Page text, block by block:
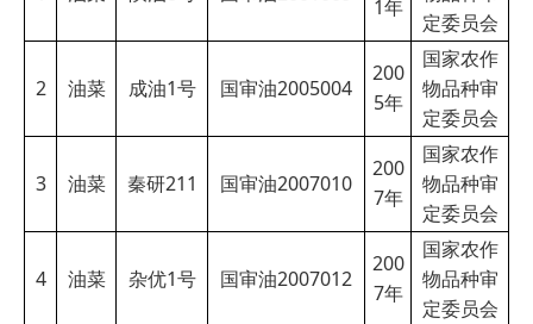
1年
定委员会
2 油菜 成油1号 国审油2005004
200
5年
国家农作
物品种审
定委员会
3 油菜 秦研211 国审油2007010
200
7年
国家农作
物品种审
定委员会
4 油菜 杂优1号 国审油2007012
200
7年
国家农作
物品种审
定委员会